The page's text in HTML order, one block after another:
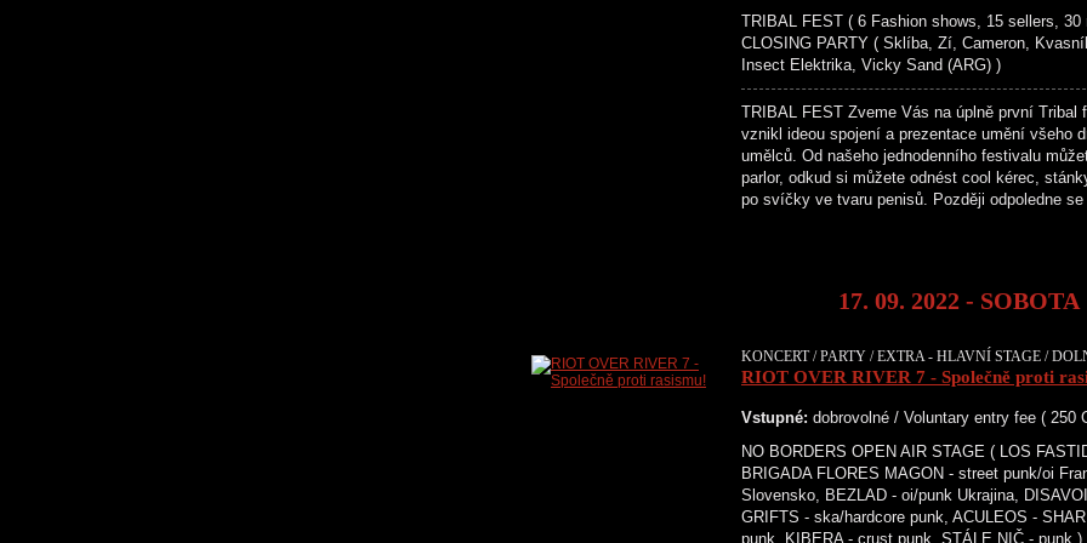
TRIBAL FEST ( 6 Fashion shows, 15 sellers,
CLOSING PARTY ( Sklíba, Zí, Cameron,
Insect Elektrika, Vicky Sand (ARG) )
TRIBAL FEST Zveme Vás na úplně první
vznikl ideou spojení a prezentace umění všeho
umělců. Od našeho jednodenního festivalu
parlor, odkud si můžete odnést cool kérec,
po svíčky ve tvaru penisů. Později odpoledne
17. 09. 2022 - SOBOTA
KONCERT / PARTY / EXTRA - HLAVNÍ STAGE /
RIOT OVER RIVER 7 - Společně proti
Vstupné: dobrovolné / Voluntary entry fee ( 250
NO BORDERS OPEN AIR STAGE ( LOS
BRIGADA FLORES MAGON - street punk/oi
Slovensko, BEZLAD - oi/punk Ukrajina,
GRIFTS - ska/hardcore punk, ACULEOS -
punk, KIBERA - crust punk, STÁLE NIČ - punk